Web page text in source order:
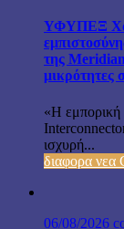
ΥΦΥΠΕΞ
της
μικρότητες
«Η εμπορική
ισχυρή...
διαφορα
06/08/2026